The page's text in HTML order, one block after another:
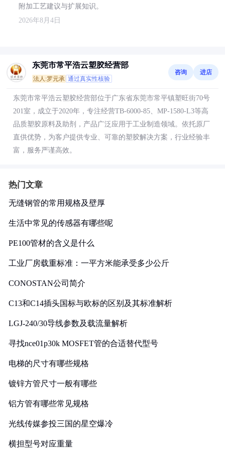
附加工艺建议与扩展知识。
2026年8月4日
东莞市常平浩云塑胶经营部
法人:罗元承 通过真实性核验
咨询 进店
东莞市常平浩云塑胶经营部位于广东省东莞市常平镇塑旺街70号
201室，成立于2020年，专注经营TB-6000-85、MP-1580-L3等高
品质塑胶原料及助剂，产品广泛应用于工业制造领域。依托原厂
直供优势，为客户提供专业、可靠的塑胶解决方案，行业经验丰
富，服务严谨高效。
热门文章
无缝钢管的常用规格及壁厚
生活中常见的传感器有哪些呢
PE100管材的含义是什么
工业厂房载重标准：一平方米能承受多少公斤
CONOSTAN公司简介
C13和C14插头国标与欧标的区别及其标准解析
LGJ-240/30导线参数及载流量解析
寻找nce01p30k MOSFET管的合适替代型号
电梯的尺寸有哪些规格
镀锌方管尺寸一般有哪些
铝方管有哪些常见规格
光线传媒参投三国的星空爆冷
横担型号对应重量